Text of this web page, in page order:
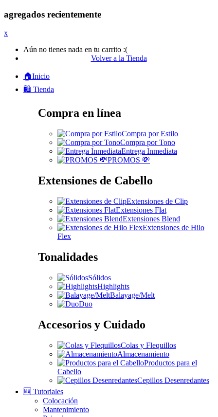
agregados recientemente
x
Aún no tienes nada en tu carrito :(
Volver a la Tienda
🏠Inicio
🛍️ Tienda
Compra en línea
Compra por Estilo
Compra por Tono
Entrega Inmediata
PROMOS 💸
Extensiones de Cabello
Extensiones de Clip
Extensiones Flat
Extensiones Blend
Extensiones de Hilo
Flex
Tonalidades
Sólidos
Highlights
Balayage/Melt
Duo
Accesorios y Cuidado
Colas y Flequillos
Almacenamiento
Productos para el
Cabello
Cepillos Desenredantes
🆕 Tutoriales
Colocación
Mantenimiento